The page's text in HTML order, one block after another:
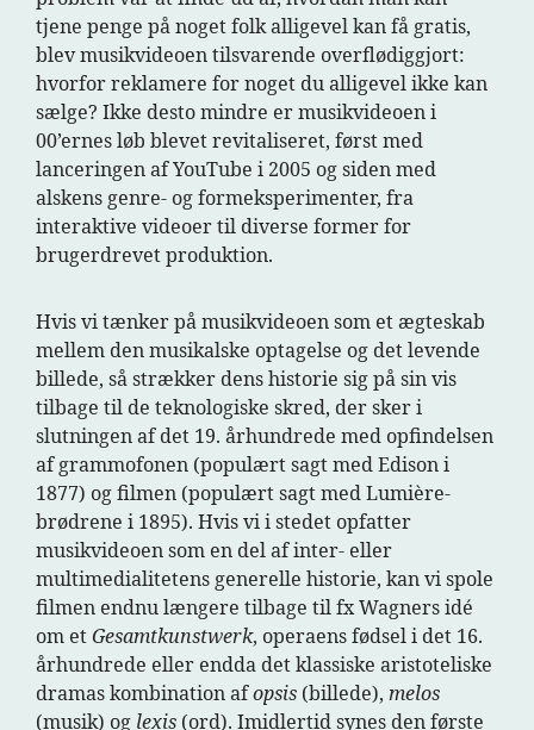
tjene penge på noget folk alligevel kan få gratis,
blev musikvideoen tilsvarende overflødiggjort:
hvorfor reklamere for noget du alligevel ikke kan
sælge? Ikke desto mindre er musikvideoen i
00’ernes løb blevet revitaliseret, først med
lanceringen af YouTube i 2005 og siden med
alskens genre- og formeksperimenter, fra
interaktive videoer til diverse former for
brugerdrevet produktion.
Hvis vi tænker på musikvideoen som et ægteskab
mellem den musikalske optagelse og det levende
billede, så strækker dens historie sig på sin vis
tilbage til de teknologiske skred, der sker i
slutningen af det 19. århundrede med opfindelsen
af grammofonen (populært sagt med Edison i
1877) og filmen (populært sagt med Lumière-
brødrene i 1895). Hvis vi i stedet opfatter
musikvideoen som en del af inter- eller
multimedialitetens generelle historie, kan vi spole
filmen endnu længere tilbage til fx Wagners idé
om etGesamtkunstwerk, operaens fødsel i det 16.
århundrede eller endda det klassiske aristoteliske
dramas kombination afopsis (billede),melos
(musik) og lexis (ord). Imidlertid synes den første